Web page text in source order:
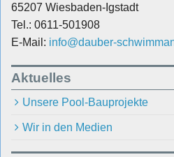
65207 Wiesbaden-Igstadt
Tel.: 0611-501908
E-Mail: info@dauber-
Aktuelles
Unsere Pool-Bauprojekte
Wir in den Medien